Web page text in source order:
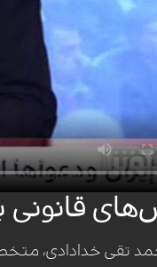
قانونی
تقی خدادادی،